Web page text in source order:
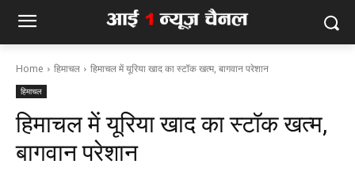
Home हिमाचल हिमाचल में यूरिया खाद का स्टॉक खत्म, बागवान परेशान
हिमाचल
हिमाचल में यूरिया खाद का स्टॉक खत्म,
बागवान परेशान